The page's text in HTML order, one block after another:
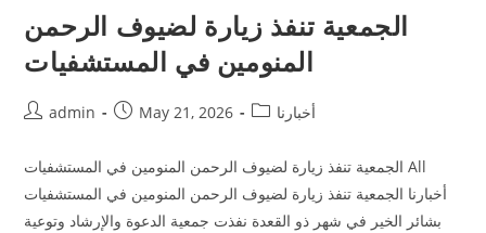
الجمعية تنفذ زيارة لضيوف الرحمن
المنومين في المستشفيات
admin May 21, 2026 أخبارنا
الجمعية تنفذ زيارة لضيوف الرحمن المنومين في المستشفيات All
أخبارنا الجمعية تنفذ زيارة لضيوف الرحمن المنومين في المستشفيات
بشائر الخير في شهر ذو القعدة نفذت جمعية الدعوة والإرشاد وتوعية